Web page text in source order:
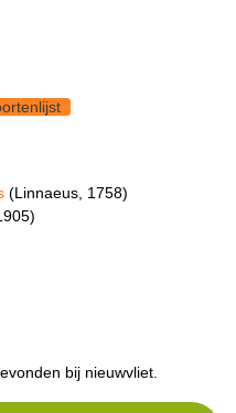
(Linnaeus, 1758)
bij nieuwvliet.